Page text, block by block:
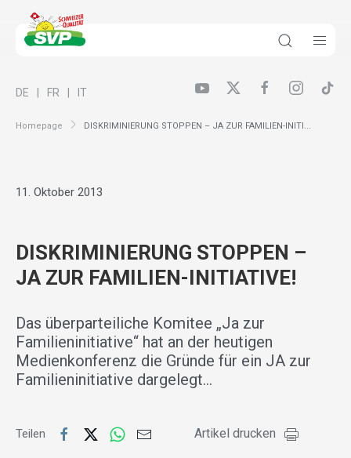
Homepage DISKRIMINIERUNG STOPPEN – JA ZUR FAMILIEN-INITI...
DE FR IT
11. Oktober 2013
DISKRIMINIERUNG STOPPEN –
JA ZUR FAMILIEN-INITIATIVE!
Das überparteiliche Komitee „Ja zur
Familieninitiative“ hat an der heutigen
Medienkonferenz die Gründe für ein JA zur
Familieninitiative dargelegt…
Teilen Artikel drucken